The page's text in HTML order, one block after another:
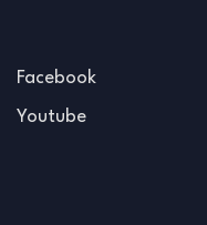
Facebook
Youtube